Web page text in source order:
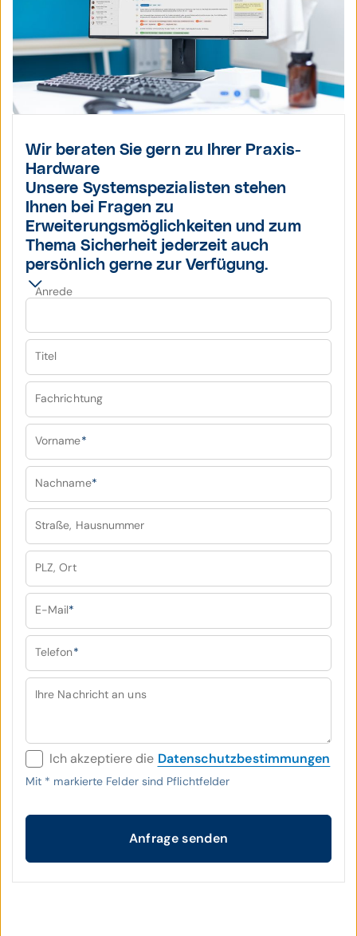
Wir beraten Sie gern zu Ihrer Praxis-
Hardware
Unsere Systemspezialisten stehen
Ihnen bei Fragen zu
Erweiterungsmöglichkeiten und zum
Thema Sicherheit jederzeit auch
persönlich gerne zur Verfügung.
Anrede
Titel
Fachrichtung
Vorname*
Nachname*
Straße, Hausnummer
PLZ, Ort
E-Mail*
Telefon*
Ihre Nachricht an uns
Ich akzeptiere die Datenschutzbestimmungen
Mit * markierte Felder sind Pflichtfelder
Anfrage senden